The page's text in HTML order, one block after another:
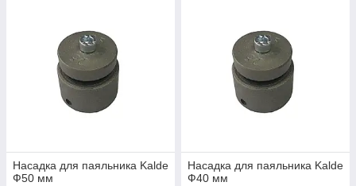
Насадка для паяльника Kalde
Ф50 мм
Насадка для паяльника Kalde
Ф40 мм